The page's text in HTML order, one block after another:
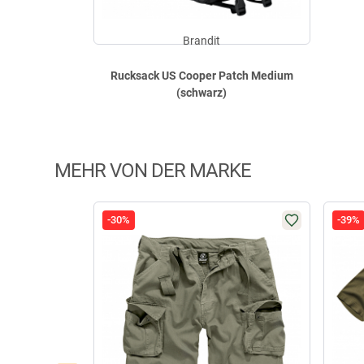
Rucksack US Cooper Patch Medium
(schwarz)
Brandit
MEHR VON DER MARKE
-30% -39%